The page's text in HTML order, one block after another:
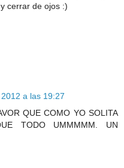
cerrar de ojos :)
a las 19:27
QUE COMO YO SOLITA
TODO UMMMMM. UN